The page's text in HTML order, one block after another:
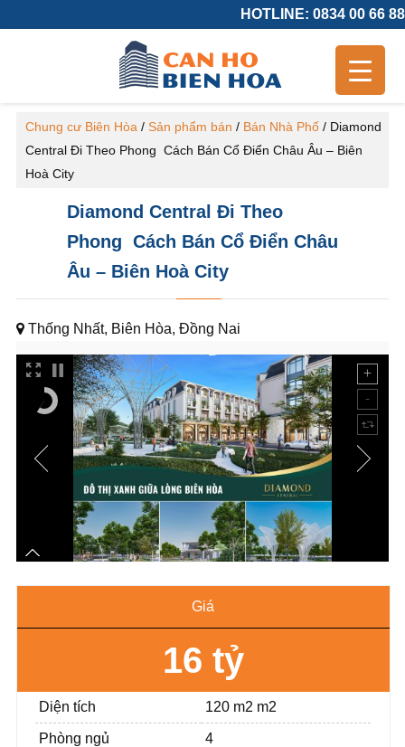
HOTLINE: 0834 00 66 88
Chung cư Biên Hòa / Sản phẩm bán / Bán Nhà Phố/ Diamond
Central Đi Theo Phong Cách Bán Cổ Điển Châu Âu – Biên
Hoà City
Diamond Central Đi Theo
Phong Cách Bán Cổ Điển Châu
Âu – Biên Hoà City
Thống Nhất, Biên Hòa, Đồng Nai
Giá
16 tỷ
Diện tích 120 m2 m2
Phòng ngủ 4